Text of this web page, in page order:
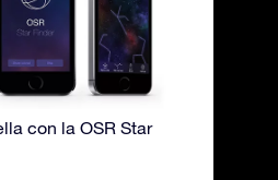
con la OSR Star